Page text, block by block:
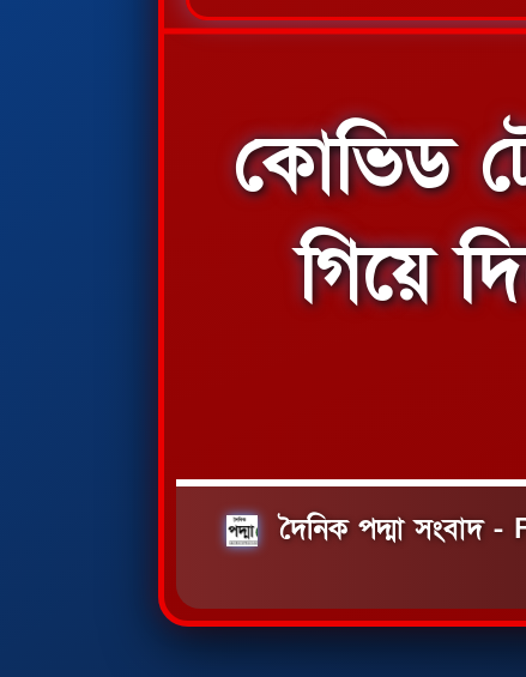
কোভিড
গিয়ে
দৈনিক পদ্মা সংবাদ